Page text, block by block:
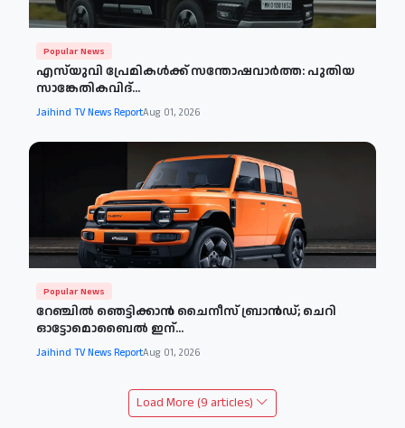
Popular News
എസ്‌യുവി പ്രേമികൾക്ക് സന്തോഷവാർത്ത: പുതിയ
സാങ്കേതികവിദ്...
Jaihind TV News ReportAug 01, 2026
Popular News
റേഞ്ചിൽ ഞെട്ടിക്കാൻ ചൈനീസ് ബ്രാൻഡ്; ചെറി
ഓട്ടോമൊബൈൽ ഇന്...
Jaihind TV News ReportAug 01, 2026
Load More (9 articles)